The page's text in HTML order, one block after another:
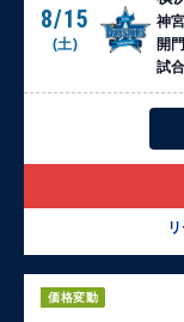
8/15
(土)
神
開
試
価格変動